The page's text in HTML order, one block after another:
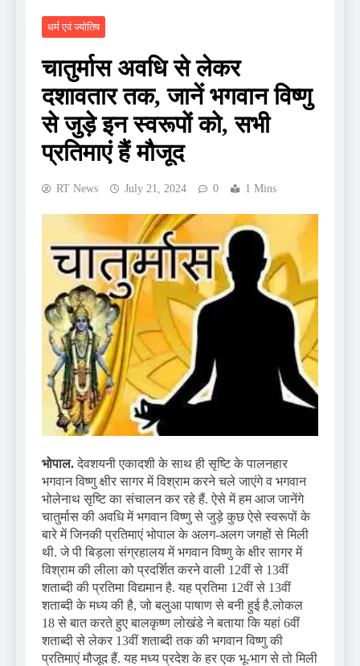
धर्म एवं ज्योतिष
चातुर्मास अवधि से लेकर
दशावतार तक, जानें भगवान विष्णु
से जुड़े इन स्वरूपों को, सभी
प्रतिमाएं हैं मौजूद
RT News July 21, 2024 0 1 Mins
भोपाल.देवशयनी एकादशी के साथ ही सृष्टि के पालनहार
भगवान विष्णु क्षीर सागर में विश्राम करने चले जाएंगे व भगवान
भोलेनाथ सृष्टि का संचालन कर रहे हैं. ऐसे में हम आज जानेंगे
चातुर्मास की अवधि में भगवान विष्णु से जुड़े कुछ ऐसे स्वरूपों के
बारे में जिनकी प्रतिमाएं भोपाल के अलग-अलग जगहों से मिली
थी. जे पी बिड़ला संग्रहालय में भगवान विष्णु के क्षीर सागर में
विश्राम की लीला को प्रदर्शित करने वाली 12वीं से 13वीं
शताब्दी की प्रतिमा विद्यमान है. यह प्रतिमा 12वीं से 13वीं
शताब्दी के मध्य की है, जो बलुआ पाषाण से बनी हुई है.लोकल
18 से बात करते हुए बालकृष्ण लोखंडे ने बताया कि यहां 6वीं
शताब्दी से लेकर 13वीं शताब्दी तक की भगवान विष्णु की
प्रतिमाएं मौजूद हैं. यह मध्य प्रदेश के हर एक भू-भाग से तो मिली